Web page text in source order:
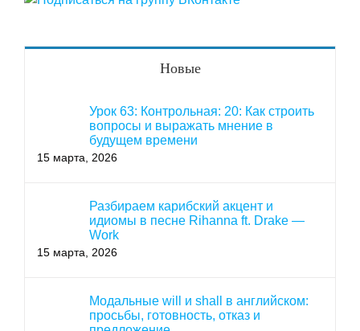
Новые
Урок 63: Контрольная: 20: Как строить
вопросы и выражать мнение в
будущем времени
15 марта, 2026
Разбираем карибский акцент и
идиомы в песне Rihanna ft. Drake —
Work
15 марта, 2026
Модальные will и shall в английском:
просьбы, готовность, отказ и